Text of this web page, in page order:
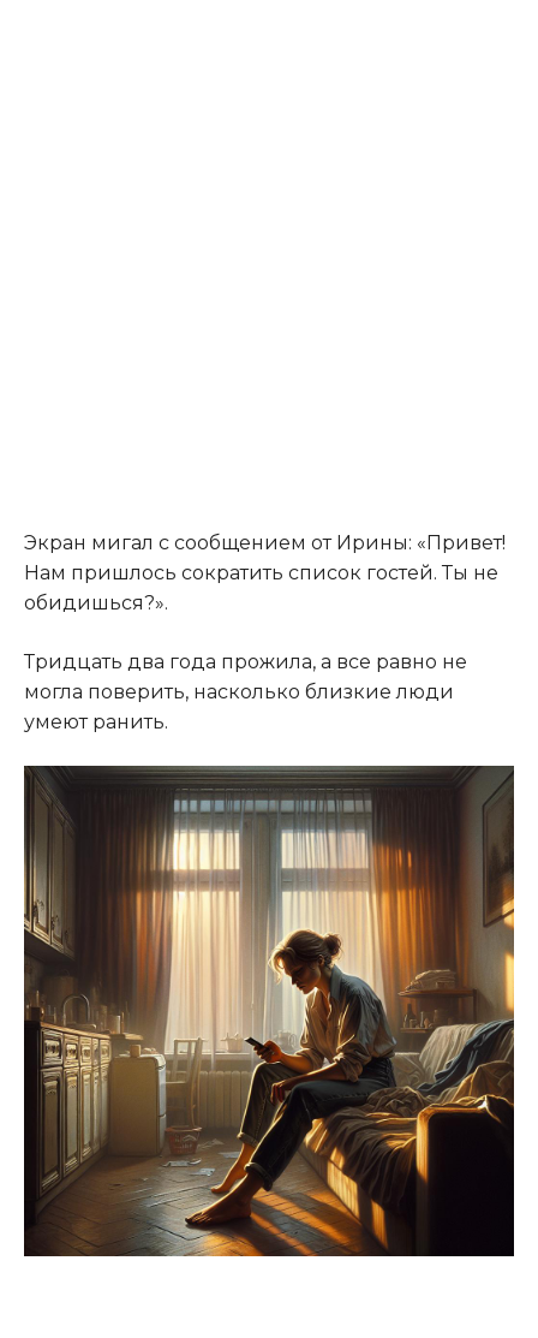
Экран мигал с сообщением от Ирины: «Привет!
Нам пришлось сократить список гостей. Ты не
обидишься?».
Тридцать два года прожила, а все равно не
могла поверить, насколько близкие люди
умеют ранить.